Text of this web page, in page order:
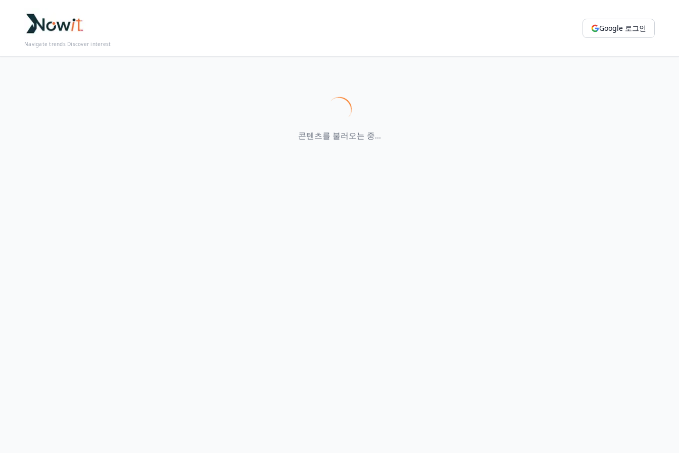
Navigate trends Discover interest
Google 로그인
콘텐츠를 불러오는 중...